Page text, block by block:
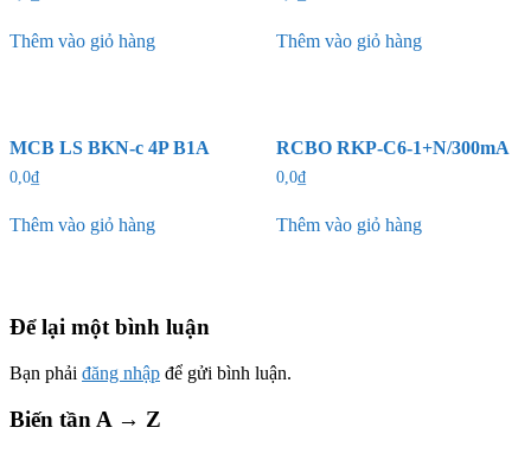
Thêm vào giỏ hàng Thêm vào giỏ hàng
MCB LS BKN-c 4P B1A
0,0₫
Thêm vào giỏ hàng
RCBO RKP-C6-1+N/300mA
0,0₫
Thêm vào giỏ hàng
Để lại một bình luận
Bạn phải đăng nhập để gửi bình luận.
Biến tần A → Z